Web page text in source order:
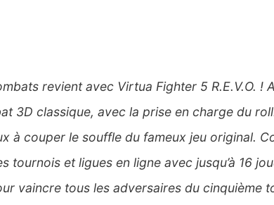
revient avec Virtua Fighter 5 R.E.V.O.
3D classique, avec la prise en charge du
à couper le souffle du fameux jeu original.
tournois et ligues en ligne avec jusqu’à 16
vaincre tous les adversaires du cinquième